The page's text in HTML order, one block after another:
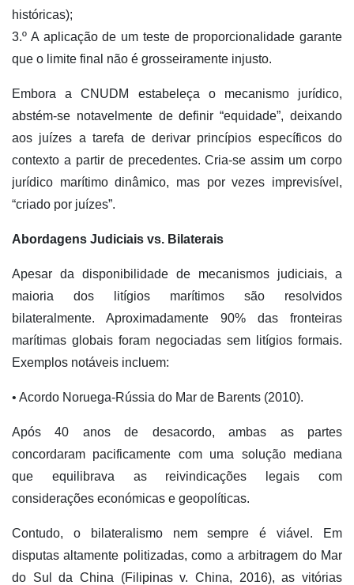
históricas);
3.º A aplicação de um teste de proporcionalidade garante
que o limite final não é grosseiramente injusto.
Embora a CNUDM estabeleça o mecanismo jurídico,
abstém-se notavelmente de definir “equidade”, deixando
aos juízes a tarefa de derivar princípios específicos do
contexto a partir de precedentes. Cria-se assim um corpo
jurídico marítimo dinâmico, mas por vezes imprevisível,
“criado por juízes”.
Abordagens Judiciais vs. Bilaterais
Apesar da disponibilidade de mecanismos judiciais, a
maioria dos litígios marítimos são resolvidos
bilateralmente. Aproximadamente 90% das fronteiras
marítimas globais foram negociadas sem litígios formais.
Exemplos notáveis incluem:
• Acordo Noruega-Rússia do Mar de Barents (2010).
Após 40 anos de desacordo, ambas as partes
concordaram pacificamente com uma solução mediana
que equilibrava as reivindicações legais com
considerações económicas e geopolíticas.
Contudo, o bilateralismo nem sempre é viável. Em
disputas altamente politizadas, como a arbitragem do Mar
do Sul da China (Filipinas v. China, 2016), as vitórias